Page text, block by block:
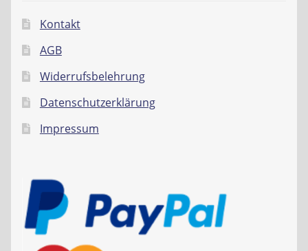
Kontakt
AGB
Widerrufsbelehrung
Datenschutzerklärung
Impressum